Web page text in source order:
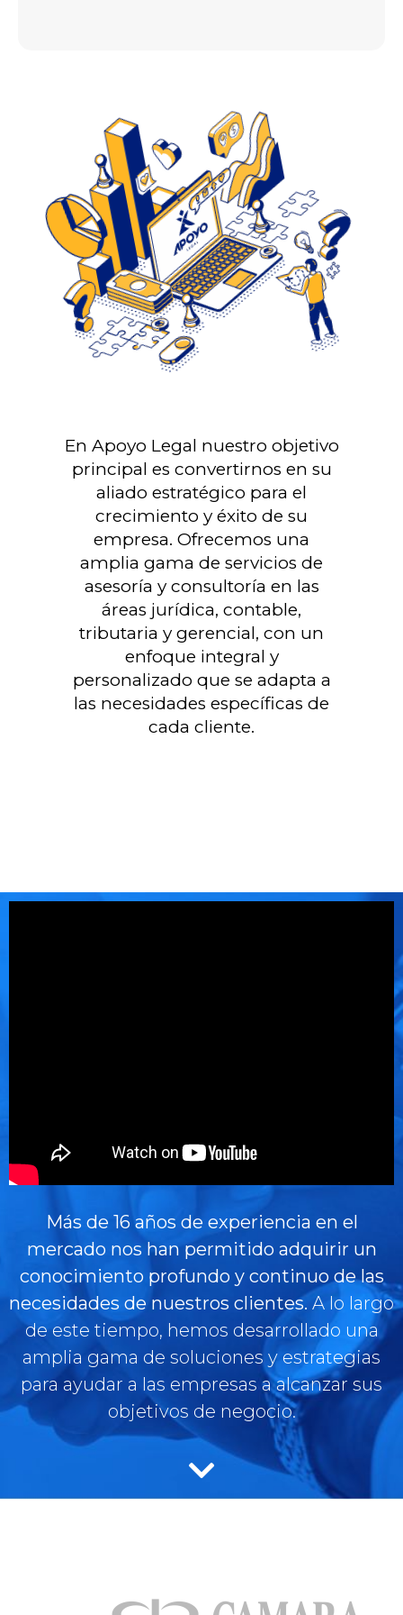
En Apoyo Legal nuestro objetivo
principal es convertirnos en su
aliado estratégico para el
crecimiento y éxito de su
empresa. Ofrecemos una
amplia gama de servicios de
asesoría y consultoría en las
áreas jurídica, contable,
tributaria y gerencial, con un
enfoque integral y
personalizado que se adapta a
las necesidades específicas de
cada cliente.
Más de 16 años de experiencia en el
mercado nos han permitido adquirir un
conocimiento profundo y continuo de las
necesidades de nuestros clientes. A lo largo
de este tiempo, hemos desarrollado una
amplia gama de soluciones y estrategias
para ayudar a las empresas a alcanzar sus
objetivos de negocio.